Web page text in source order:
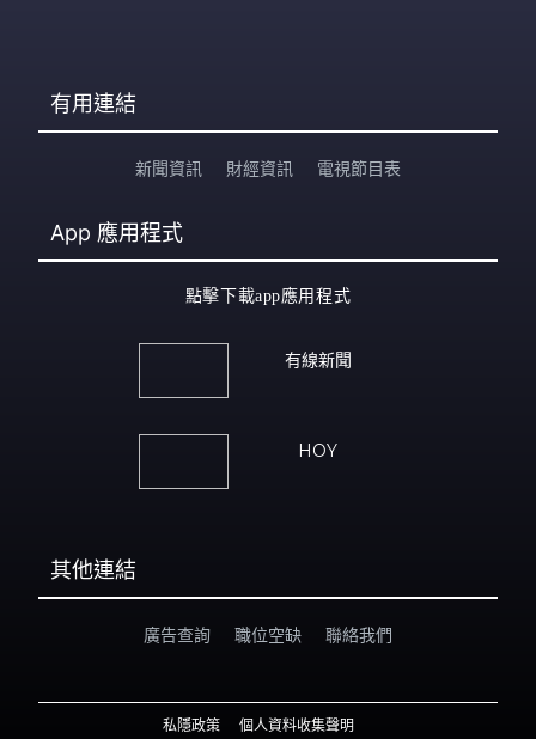
有用連結
新聞資訊 財經資訊 電視節目表
App 應用程式
點擊下載app應用程式
有線新聞
HOY
其他連結
廣告查詢 職位空缺 聯絡我們
私隱政策 個人資料收集聲明